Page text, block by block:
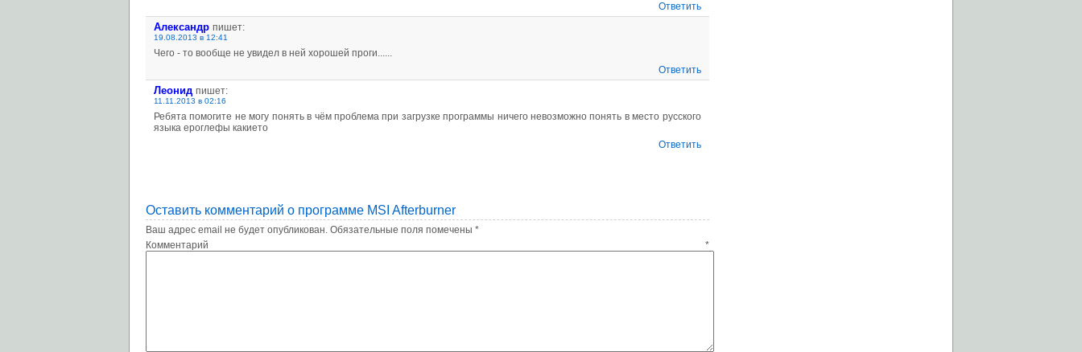
Ответить
Александр пишет:
19.08.2013 в 12:41
Чего - то вообще не увидел в ней хорошей проги......
Ответить
Леонид пишет:
11.11.2013 в 02:16
Ребята помогите не могу понять в чём проблема при загрузке программы ничего невозможно понять в место русского
языка ероглефы какието
Ответить
Оставить комментарий о программе MSI Afterburner
Ваш адрес email не будет опубликован. Обязательные поля помечены *
Комментарий *